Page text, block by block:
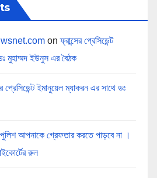
onফ্রান্সের প্রেসিডেন্ট
মুহাম্মদ ইউনুস এর বৈঠক
প্রেসিডেন্ট ইমানুয়েল ম্যাকরন এর সাথে ডঃ
আপনাকে গ্রেফতার করতে পাড়বে না ।
রুল